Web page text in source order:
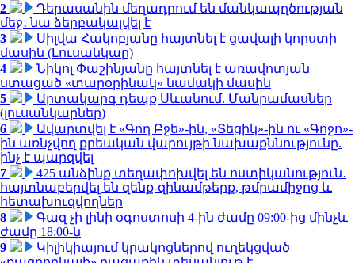
2
Դերասանին մեղադրում են մանկապղծության
մեջ․ նա ձերբակալվել է
3
Սիլվա Հակոբյանը հայտնել է ցավալի կորստի
մասին (Լուսանկար)
4
Նիկոլ Փաշինյանը հայտնել է առավոտյան
ստացած «տարօրինակ» նամակի մասին
5
Արտակարգ դեպք Սևանում. Մանրամասներ
(լուսանկարներ)
6
Ավարտվել է «Գող Բջե»-ին, «Տեցիկ»-ին ու «Գոջո»-
ին առնչվող քրեական վարույթի նախաքննությունը.
ինչ է պարզվել
7
425 անձինք տեղափոխվել են ոստիկանություն․
հայտնաբերվել են զենք-զինամթերք, թմրամիջոց և
հետախուզվողներ
8
Գազ չի լինի օգոստոսի 4-ին ժամը 09:00-ից մինչև
ժամը 18:00-ն
9
Կիլիկիայում կրակոցներով ուղեկցված